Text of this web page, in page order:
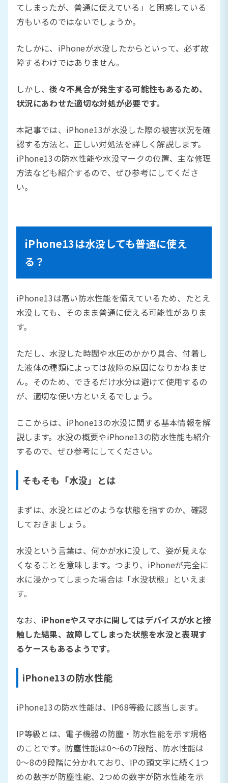
てしまったが、普通に使えている」と困惑している
方もいるのではないでしょうか。
たしかに、iPhoneが水没したからといって、必ず故
障するわけではありません。
しかし、後々不具合が発生する可能性もあるため、
状況にあわせた適切な対処が必要です。
本記事では、iPhone13が水没した際の被害状況を確
認する方法と、正しい対処法を詳しく解説します。
iPhone13の防水性能や水没マークの位置、主な修理
方法なども紹介するので、ぜひ参考にしてくださ
い。
iPhone13は水没しても普通に使え
る？
iPhone13は高い防水性能を備えているため、たとえ
水没しても、そのまま普通に使える可能性がありま
す。
ただし、水没した時間や水圧のかかり具合、付着し
た液体の種類によっては故障の原因になりかねませ
ん。そのため、できるだけ水分は避けて使用するの
が、適切な使い方といえるでしょう。
ここからは、iPhone13の水没に関する基本情報を解
説します。水没の概要やiPhone13の防水性能も紹介
するので、ぜひ参考にしてください。
そもそも「水没」とは
まずは、水没とはどのような状態を指すのか、確認
しておきましょう。
水没という言葉は、何かが水に没して、姿が見えな
くなることを意味します。つまり、iPhoneが完全に
水に浸かってしまった場合は「水没状態」といえま
す。
なお、 iPhoneやスマホに関してはデバイスが水と接
触した結果、故障してしまった状態を水没と表現す
るケースもあるようです。
iPhone13の防水性能
iPhone13の防水性能は、IP68等級に該当します。
IP等級とは、電子機器の防塵・防水性能を示す規格
のことです。防塵性能は0〜6の7段階、防水性能は
0〜8の9段階に分かれており、IPの頭文字に続く1つ
めの数字が防塵性能、2つめの数字が防水性能を示